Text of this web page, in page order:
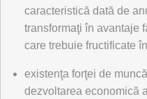
caracteristică dată de
transformaţi în avantaje
care trebuie fructificate
existenţa forţei de
dezvoltarea economică